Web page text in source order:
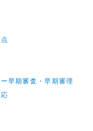
早期審査・早期審理